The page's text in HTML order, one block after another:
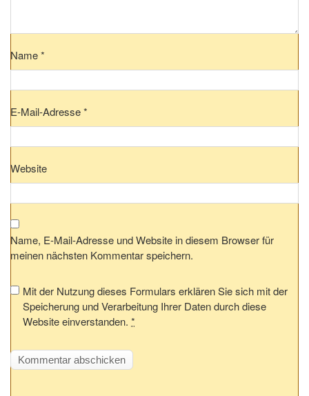
Name*
E-Mail-Adresse*
Website
Name, E-Mail-Adresse und Website in diesem Browser für
meinen nächsten Kommentar speichern.
Mit der Nutzung dieses Formulars erklären Sie sich mit der
Speicherung und Verarbeitung Ihrer Daten durch diese
Website einverstanden. *